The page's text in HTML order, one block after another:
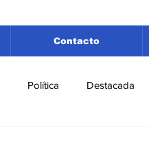
Contacto
Política Destacada